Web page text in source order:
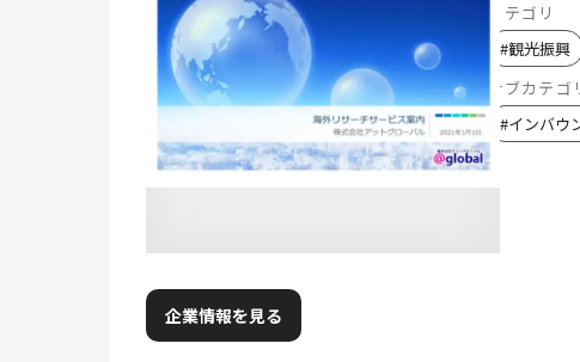
カテゴリ
#観光振興
サブカテゴ
#インバウ
企業情報を見る